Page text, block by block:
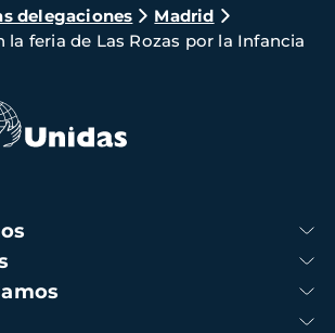
delegaciones
Madrid
feria de Las Rozas por la Infancia